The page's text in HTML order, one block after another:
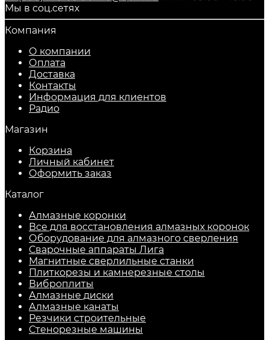
Мы в соц.сетях
Компания
О компании
Оплата
Доставка
Контакты
Информация для клиентов
Радио
Магазин
Корзина
Личный кабинет
Оформить заказ
Каталог
Алмазные коронки
Все для восстановления алмазных коронок
Оборудование для алмазного сверления
Сварочные аппараты Лига
Магнитные сверлильные станки
Плиткорезы и камнерезные столы
Виброплиты
Алмазные диски
Алмазные канаты
Резчики строительные
Стенорезные машины